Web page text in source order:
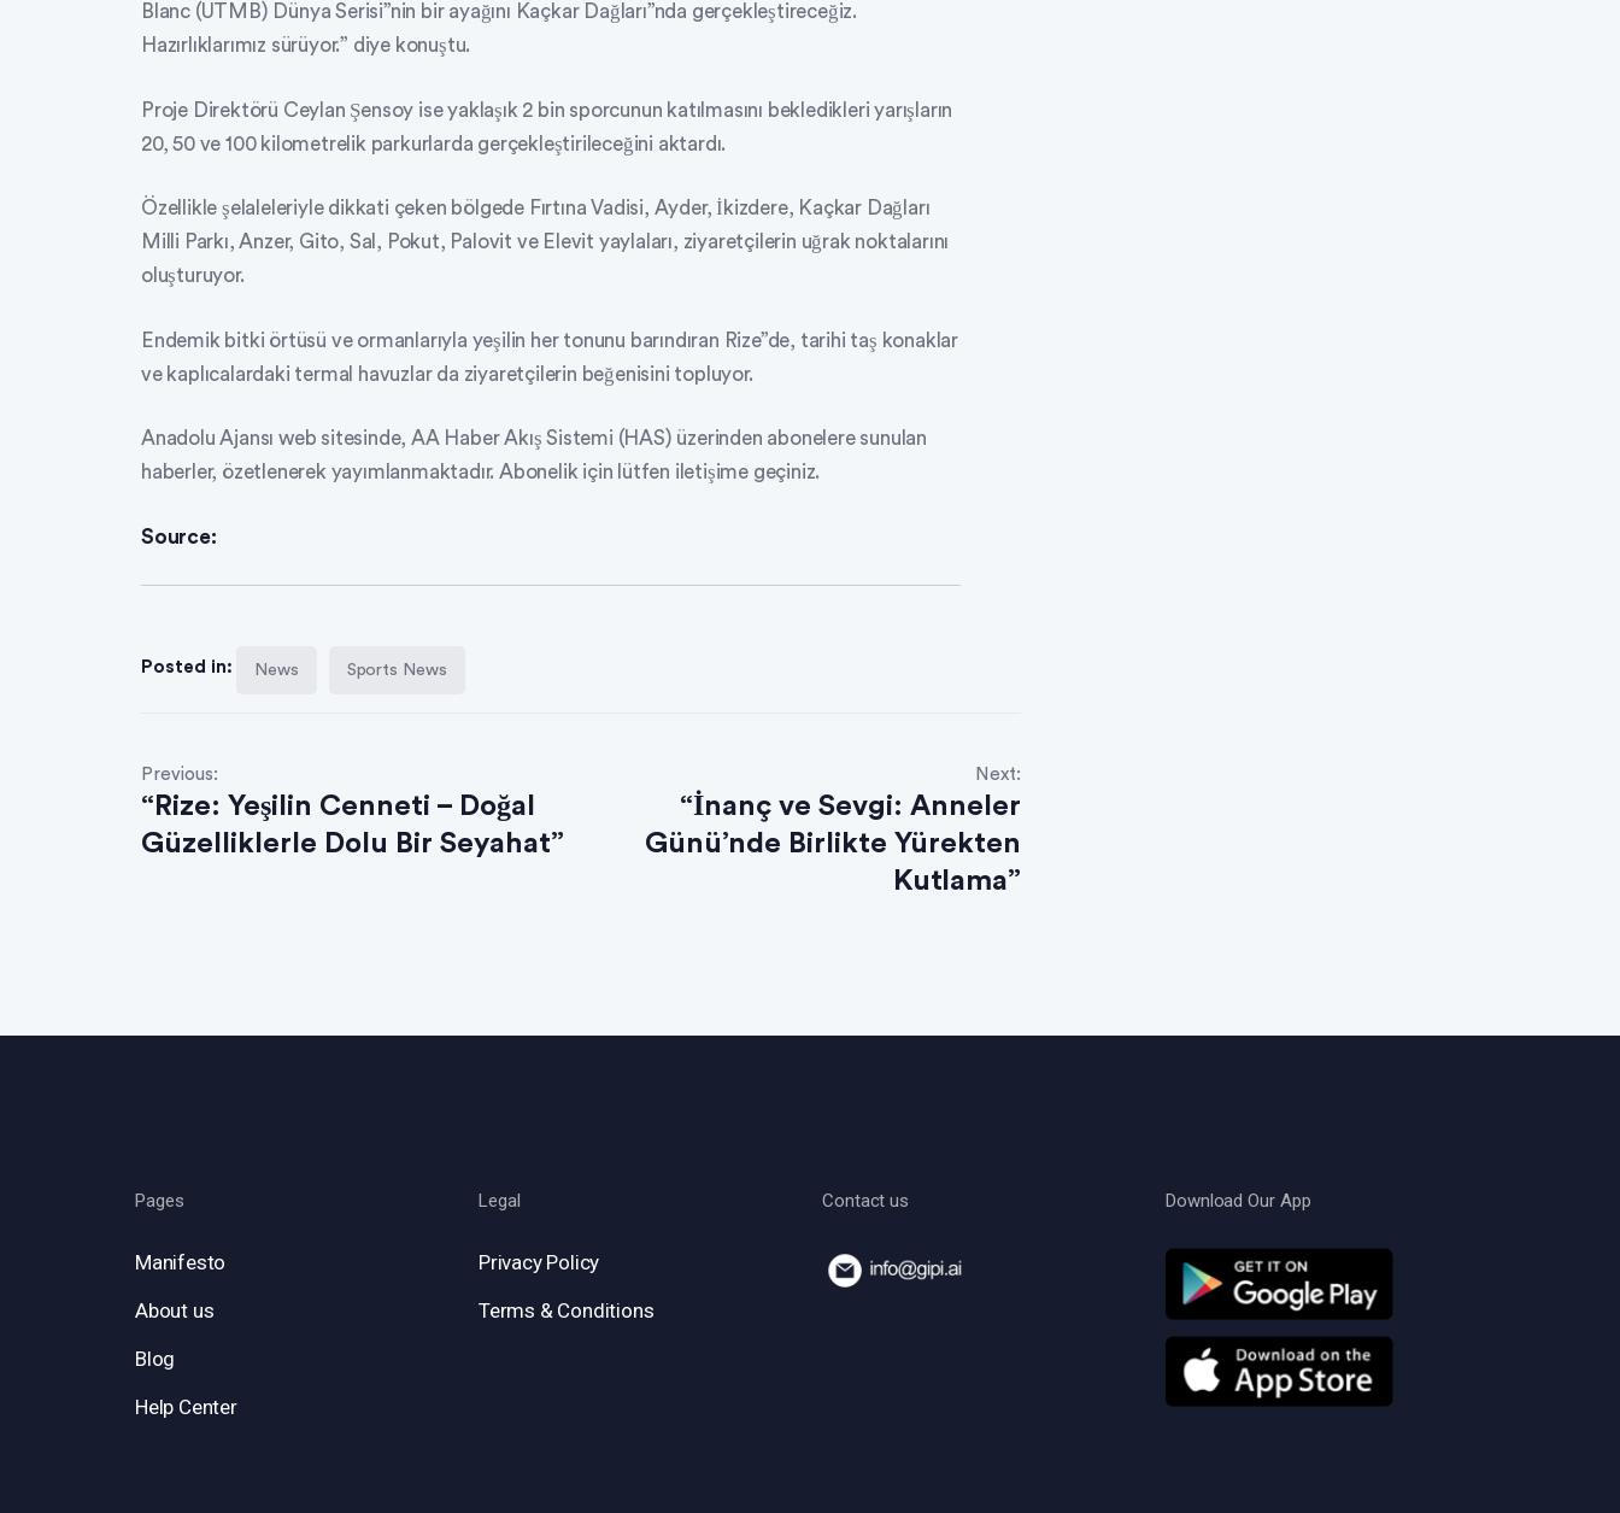
Blanc (UTMB) Dünya Serisi”nin bir ayağını Kaçkar Dağları”nda gerçekleştireceğiz.
Hazırlıklarımız sürüyor.” diye konuştu.
Proje Direktörü Ceylan Şensoy ise yaklaşık 2 bin sporcunun katılmasını bekledikleri yarışların
20, 50 ve 100 kilometrelik parkurlarda gerçekleştirileceğini aktardı.
Özellikle şelaleleriyle dikkati çeken bölgede Fırtına Vadisi, Ayder, İkizdere, Kaçkar Dağları
Milli Parkı, Anzer, Gito, Sal, Pokut, Palovit ve Elevit yaylaları, ziyaretçilerin uğrak noktalarını
oluşturuyor.
Endemik bitki örtüsü ve ormanlarıyla yeşilin her tonunu barındıran Rize”de, tarihi taş konaklar
ve kaplıcalardaki termal havuzlar da ziyaretçilerin beğenisini topluyor.
Anadolu Ajansı web sitesinde, AA Haber Akış Sistemi (HAS) üzerinden abonelere sunulan
haberler, özetlenerek yayımlanmaktadır. Abonelik için lütfen iletişime geçiniz.
Source:
Posted in: News Sports News
Previous:
“Rize: Yeşilin Cenneti – Doğal
Güzelliklerle Dolu Bir Seyahat”
Next:
“İnanç ve Sevgi: Anneler
Günü’nde Birlikte Yürekten
Kutlama”
Pages
Manifesto
About us
Blog
Help Center
Legal
Privacy Policy
Terms & Conditions
Contact us Download Our App